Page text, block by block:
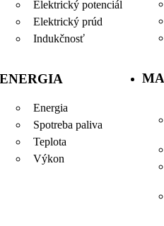
Elektrický potenciál
Elektrický prúd
Indukčnosť
ENERGIA
Energia
Spotreba paliva
Teplota
Výkon